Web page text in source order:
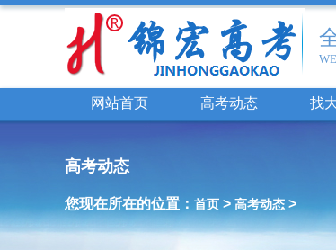
网站首页 高考动态 找
高考动态
您现在所在的位置： 首页 > 高考动态 >